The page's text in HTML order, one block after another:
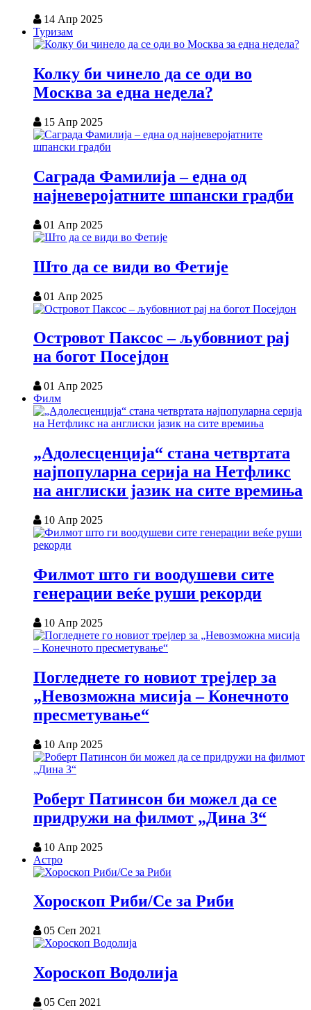
14 Апр 2025
Туризам
Колку би чинело да се оди во
Москва за една недела?
15 Апр 2025
Саграда Фамилија – една од
најневеројатните шпански градби
01 Апр 2025
Што да се види во Фетије
01 Апр 2025
Островот Паксос – љубовниот рај
на богот Посејдон
01 Апр 2025
Филм
„Адолесценција“ стана четвртата
најпопуларна серија на Нетфликс
на англиски јазик на сите времиња
10 Апр 2025
Филмот што ги воодушеви сите
генерации веќе руши рекорди
10 Апр 2025
Погледнете го новиот трејлер за
„Невозможна мисија – Конечното
пресметување“
10 Апр 2025
Роберт Патинсон би можел да се
придружи на филмот „Дина 3“
10 Апр 2025
Астро
Хороскоп Риби/Се за Риби
05 Сеп 2021
Хороскоп Водолија
05 Сеп 2021